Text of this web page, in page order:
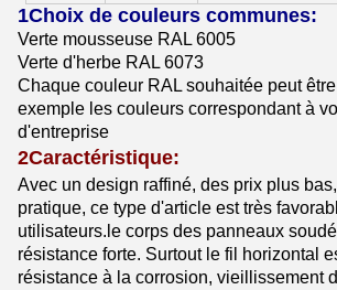
1Choix de couleurs communes:
Verte mousseuse RAL 6005
Verte d'herbe RAL 6073
Chaque couleur RAL souhaitée peut
exemple les couleurs correspondant à
d'entreprise
2Caractéristique:
Avec un design raffiné, des prix plus
pratique, ce type d'article est très
utilisateurs.le corps des panneaux
résistance forte. Surtout le fil horizontal
résistance à la corrosion, vieillissement